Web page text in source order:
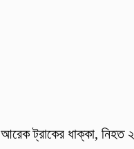
আরেক ট্রাকের ধাক্কা, নিহত ২